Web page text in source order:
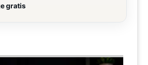
gratis